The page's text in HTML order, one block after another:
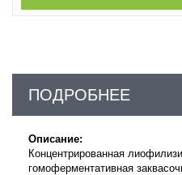
ПОДРОБНЕЕ
Описание:
Концентрированная
гомоферментативная